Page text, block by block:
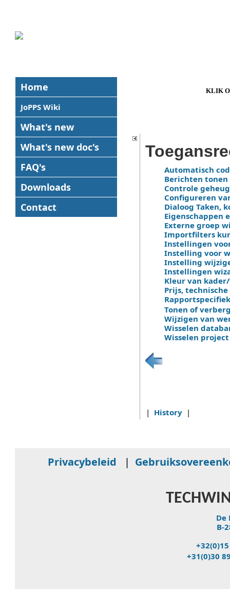
Home
JoPPS Wiki
What's new
What's new doc's
FAQ's
Downloads
Contact
KLIK
Automatisch
Berichten
Controle
Configureren
Dialoog Taken,
Eigenschappen
Externe groep
Importfilters
Instellingen
Instelling voor
Instelling
Instellingen
Kleur van
Prijs,
Tonen of
Wijzigen van
Wisselen
Wisselen
| History |
Privacybeleid |
De
B-
+31(0)30